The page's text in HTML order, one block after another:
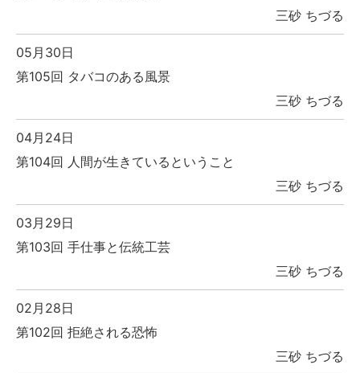
三砂 ちづる
05月30日
第105回 タバコのある風景
三砂 ちづる
04月24日
第104回 人間が生きているということ
三砂 ちづる
03月29日
第103回 手仕事と伝統工芸
三砂 ちづる
02月28日
第102回 拒絶される恐怖
三砂 ちづる